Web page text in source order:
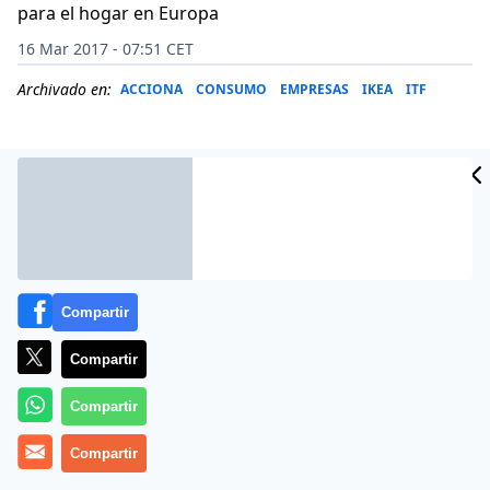
para el hogar en Europa
16 Mar 2017 - 07:51 CET
Archivado en: ACCIONA CONSUMO EMPRESAS IKEA ITF
Trabajan, comen y duermen sobre ruedas. Los
conductores de camiones que transportan mercancías
Compartir
Compartir
Compartir
Compartir